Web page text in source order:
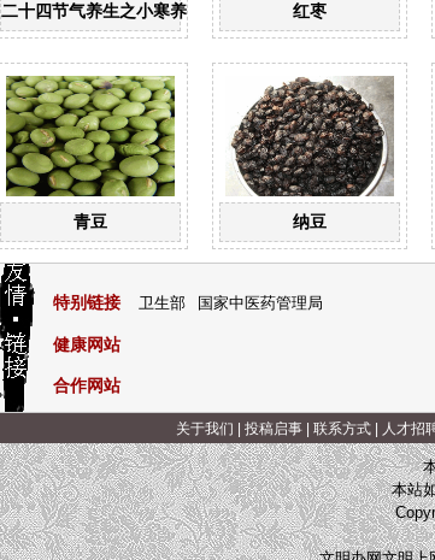
二十四节气养生之小寒养生 红枣
青豆 纳豆
特别链接 卫生部 国家中医药管理局
健康网站
合作网站
关于我们 投稿启事| 联系方式| 人才招
本站